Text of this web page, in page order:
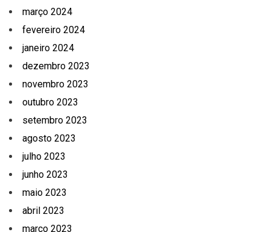
março 2024
fevereiro 2024
janeiro 2024
dezembro 2023
novembro 2023
outubro 2023
setembro 2023
agosto 2023
julho 2023
junho 2023
maio 2023
abril 2023
março 2023